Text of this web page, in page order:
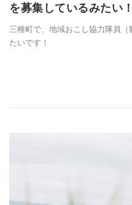
を募集しているみたい！
三種町で、地域おこし協力隊員
たいです！